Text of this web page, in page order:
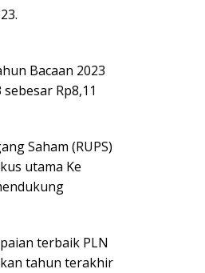
Bacaan 2023
Rp8,11
Saham (RUPS)
utama Ke
terbaik PLN
tahun terakhir